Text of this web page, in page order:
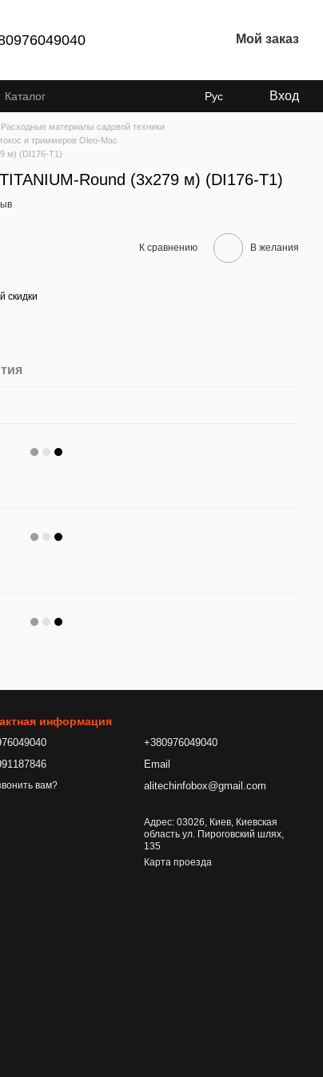
Мой заказ
Каталог Рус Вход
Расходные материалы садовой техники
и триммеров Oleo-Mac
м) (DI176-T1)
Round (3х279 м) (DI176-T1)
К сравнению В желания
скидки
информация
вам?
+380976049040
Email
alitechinfobox@gmail.com
Адрес: 03026, Киев, Киевская
область ул. Пироговский шлях,
135
Карта проезда